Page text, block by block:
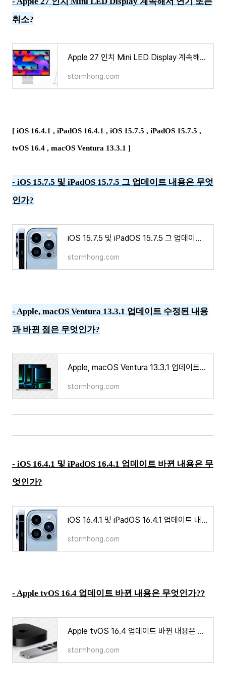
취소?
Apple 27 인치 Mini LED Display 계속해서 연기 또는 취소?
stormhong.com
[ iOS 16.4.1 , iPadOS 16.4.1 , iOS 15.7.5 , iPadOS 15.7.5 ,
tvOS 16.4 , macOS Ventura 13.3.1 ]
- iOS 15.7.5 및 iPadOS 15.7.5 그 업데이트 내용은 무엇
인가?
iOS 15.7.5 및 iPadOS 15.7.5 그 업데이트 내용은 무엇인가?
stormhong.com
- Apple, macOS Ventura 13.3.1 업데이트 수정된 내용
과 바뀐 점은 무엇인가?
Apple, macOS Ventura 13.3.1 업데이트 수정된 내용과 바뀐 점은 무엇인가?
stormhong.com
- iOS 16.4.1 및 iPadOS 16.4.1 업데이트 바뀐 내용은 무
엇인가?
iOS 16.4.1 및 iPadOS 16.4.1 업데이트 내용은 무엇인가?
stormhong.com
- Apple tvOS 16.4 업데이트 바뀐 내용은 무엇인가??
Apple tvOS 16.4 업데이트 바뀐 내용은 무엇인가??
stormhong.com